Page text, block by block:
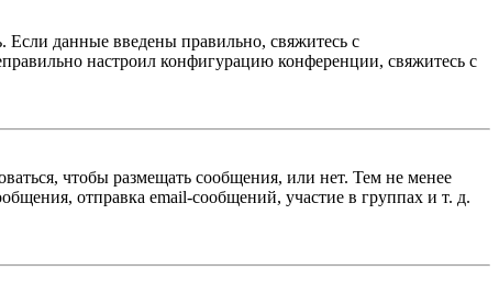
Если данные введены правильно, свяжитесь с
настроил конфигурацию конференции, свяжитесь с
чтобы размещать сообщения, или нет. Тем не менее
отправка email-сообщений, участие в группах и т. д.